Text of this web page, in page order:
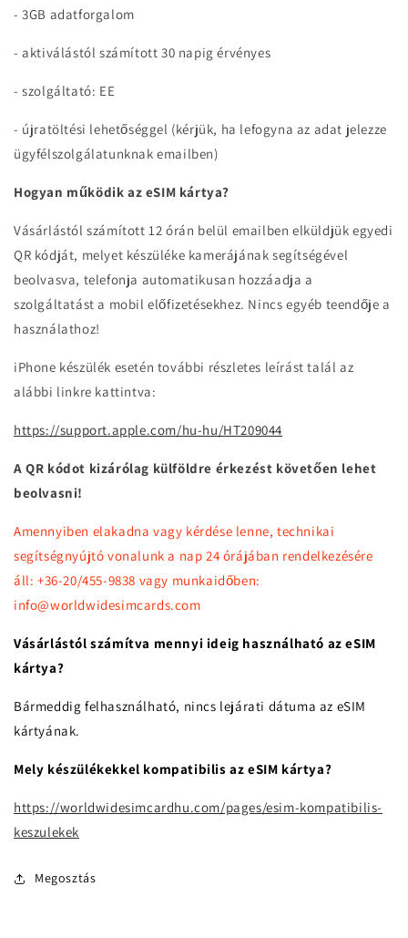
- 3GB adatforgalom
- aktiválástól számított 30 napig érvényes
- szolgáltató: EE
- újratöltési lehetőséggel (kérjük, ha lefogyna az adat jelezze
ügyfélszolgálatunknak emailben)
Hogyan működik az eSIM kártya?
Vásárlástól számított 12 órán belül emailben elküldjük egyedi
QR kódját, melyet készüléke kamerájának segítségével
beolvasva, telefonja automatikusan hozzáadja a
szolgáltatást a mobil előfizetésekhez. Nincs egyéb teendője a
használathoz!
iPhone készülék esetén további részletes leírást talál az
alábbi linkre kattintva:
https://support.apple.com/hu-hu/HT209044
A QR kódot kizárólag külföldre érkezést követően lehet
beolvasni!
Amennyiben elakadna vagy kérdése lenne, technikai
segítségnyújtó vonalunk a nap 24 órájában rendelkezésére
áll: +36-20/455-9838 vagy munkaidőben:
info@worldwidesimcards.com
Vásárlástól számítva mennyi ideig használható az eSIM
kártya?
Bármeddig felhasználható, nincs lejárati dátuma az eSIM
kártyának.
Mely készülékekkel kompatibilis az eSIM kártya?
https://worldwidesimcardhu.com/pages/esim-kompatibilis-
keszulekek
Megosztás